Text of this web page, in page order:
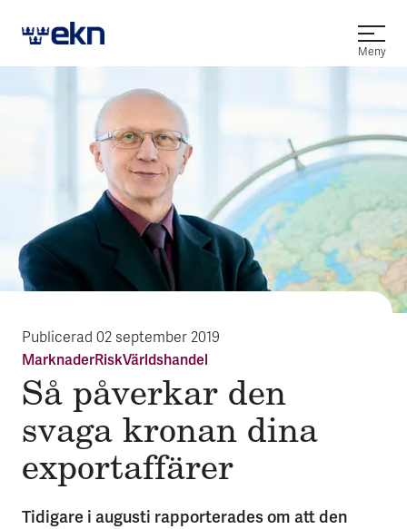
Öppna
Meny
Publicerad 02 september 2019
MarknaderRiskVärldshandel
Så påverkar den
svaga kronan dina
exportaffärer
Tidigare i augusti rapporterades om att den